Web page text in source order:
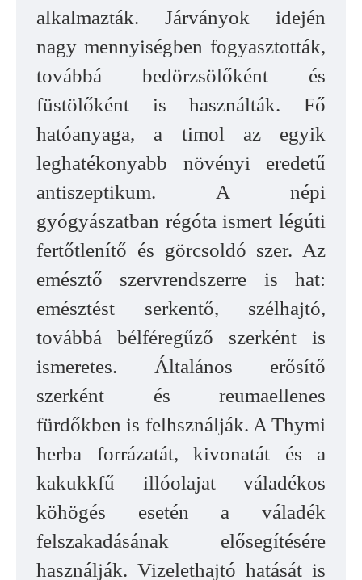
alkalmazták. Járványok idején
nagy mennyiségben fogyasztották,
továbbá bedörzsölőként és
füstölőként is használták. Fő
hatóanyaga, a timol az egyik
leghatékonyabb növényi eredetű
antiszeptikum. A népi
gyógyászatban régóta ismert légúti
fertőtlenítő és görcsoldó szer. Az
emésztő szervrendszerre is hat:
emésztést serkentő, szélhajtó,
továbbá bélféregűző szerként is
ismeretes. Általános erősítő
szerként és reumaellenes
fürdőkben is felhsználják. A Thymi
herba forrázatát, kivonatát és a
kakukkfű illóolajat váladékos
köhögés esetén a váladék
felszakadásának elősegítésére
használják. Vizelethajtó hatását is